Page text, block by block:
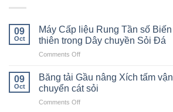
09
Oct
Máy Cấp liệu Rung Tần số Biến
thiên trong Dây chuyền Sỏi Đá
Comments Offon
Cấp
liệu
Rung
Tần
09
Oct
Băng tải Gầu nâng Xích tấm vận
chuyển cát sỏi
Comments Offon